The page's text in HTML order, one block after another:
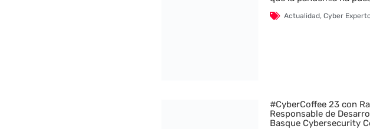
Actualidad, Cyber
#CyberCoffee 23 con
Responsable de
Basque Cybersecurity